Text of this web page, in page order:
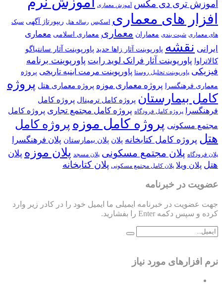
آموزش تری دی مکس آموزش معماری
افزار های معماری اسکیس رساله هتل ریپورتاژ آگهی سبک
های معماری شیت بندی معماران معماری معماری اسلامی معماری
ایرانی نقشه پاورپوینت آثار زاها حدید پاورپوینت آثار سانتیاگو
کالاتراوا پاورپوینت آثار فرانک لوید رایت پاورپوینت برنامه
فیزیکی پاورپوینت تحلیل روستا پاورپوینت مرمت ابنیه تاریخی پروژه
معماری فرهنگسرا پروژه معماری موزه پروژه معماری هتل پروژه
کامل بیمارستان پروژه کامل ترمینال پروژه کامل
فرهنگسرا
پروژه کامل فرودگاه پروژه کامل مجتمع تجاری پروژه کامل
مجتمع مسکونی پروژه کامل موزه پروژه کامل
هتل پروژه کامل کتابخانه پلان پلان بیمارستان پلان فرهنگسرا
پلان فرودگاه پلان مجتمع مسکونی پلان مسجد پلان موزه پلان
هتل پلان ویلا پلان کامل مجتمع مسکونی پلان کتابخانه
عضویت در خبرنامه
جهت عضویت در خبرنامه ایمیلی ما ایمیل خود را در کادر زیر وارد
کرده و سپس دکمه Enter را بفشارید.
نرم افزارهای مورد نیاز